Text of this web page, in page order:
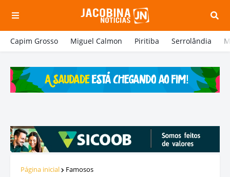
Capim Grosso Miguel Calmon Piritiba Serrolândia
Página inicial Famosos